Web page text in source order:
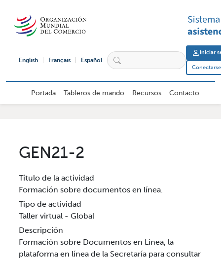
English Français Español
User
Iniciar
Navegación principal de usuario
Portada Tableros de mando Recursos Contacto
GEN21-2
Título de la actividad
Formación sobre documentos en línea.
Tipo de actividad
Taller virtual - Global
Descripción
Formación sobre Documentos en Línea, la
plataforma en línea de la Secretaría para consultar